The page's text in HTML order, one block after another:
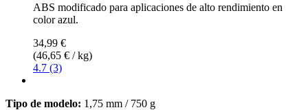
ABS modificado para aplicaciones de alto rendimiento en
color azul.
34,99 €
(46,65 € / kg)
4.7 (3)
Tipo de modelo: 1,75 mm / 750 g